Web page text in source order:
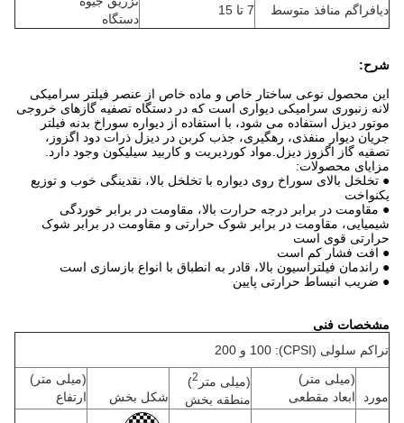
دیافراگم منافذ متوسط
دستگاه
شرح:
این محصول نوعی ساختار خاص و ماده خاص از عنصر فیلتر سرامیکی
لانه زنبوری سرامیکی دیواری است که در دستگاه تصفیه گازهای خروجی
موتور دیزل استفاده می شود، با استفاده از دیواره سوراخ بدنه فیلتر
جریان دیوار منفذی، رهگیری، جذب کربن در دیزل ذرات دود اگزوز،
تصفیه گاز اگزوز دیزل.مواد کوردیریت و کاربید سیلیکون وجود دارد.
مزایای محصولات:
● تخلخل بالای سوراخ روی دیواره با تخلخل بالا، نقدینگی خوب و توزیع
یکنواخت
● مقاومت در برابر درجه حرارت بالا، مقاومت در برابر خوردگی
شیمیایی، مقاومت در برابر شوک حرارتی و مقاومت در برابر شوک
حرارتی قوی است
● افت فشار کم است
● راندمان فیلتراسیون بالا، قادر به انطباق با انواع بازسازی است
● ضریب انبساط حرارتی پایین
مشخصات فنی
تراکم سلولی (CPSI): 100 و 200
مورد
(میلی متر)
ابعاد مقطعی
(میلی متر )
منطقه بخش
شکل بخش
(میلی متر)
ارتفاع